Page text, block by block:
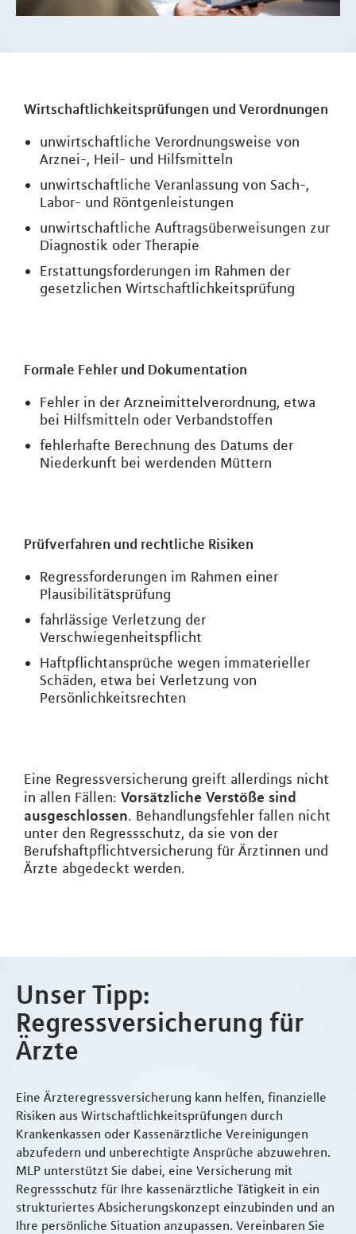
Wirtschaftlichkeitsprüfungen und Verordnungen
unwirtschaftliche Verordnungsweise von
Arznei-, Heil- und Hilfsmitteln
unwirtschaftliche Veranlassung von Sach-,
Labor- und Röntgenleistungen
unwirtschaftliche Auftragsüberweisungen zur
Diagnostik oder Therapie
Erstattungsforderungen im Rahmen der
gesetzlichen Wirtschaftlichkeitsprüfung
Formale Fehler und Dokumentation
Fehler in der Arzneimittelverordnung, etwa
bei Hilfsmitteln oder Verbandstoffen
fehlerhafte Berechnung des Datums der
Niederkunft bei werdenden Müttern
Prüfverfahren und rechtliche Risiken
Regressforderungen im Rahmen einer
Plausibilitätsprüfung
fahrlässige Verletzung der
Verschwiegenheitspflicht
Haftpflichtansprüche wegen immaterieller
Schäden, etwa bei Verletzung von
Persönlichkeitsrechten
Eine Regressversicherung greift allerdings nicht
in allen Fällen: Vorsätzliche Verstöße sind
ausgeschlossen. Behandlungsfehler fallen nicht
unter den Regressschutz, da sie von der
Berufshaftpflichtversicherung für Ärztinnen und
Ärzte abgedeckt werden.
Unser Tipp:
Regressversicherung für
Ärzte
Eine Ärzteregressversicherung kann helfen, finanzielle
Risiken aus Wirtschaftlichkeitsprüfungen durch
Krankenkassen oder Kassenärztliche Vereinigungen
abzufedern und unberechtigte Ansprüche abzuwehren.
MLP unterstützt Sie dabei, eine Versicherung mit
Regressschutz für Ihre kassenärztliche Tätigkeit in ein
strukturiertes Absicherungskonzept einzubinden und an
Ihre persönliche Situation anzupassen. Vereinbaren Sie